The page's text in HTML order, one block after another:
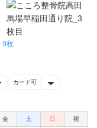
9枚
カード可
金 土 日 祝